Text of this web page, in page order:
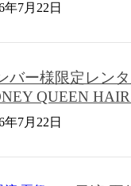
年7月22日
バー様限定レン
QUEEN
年7月22日